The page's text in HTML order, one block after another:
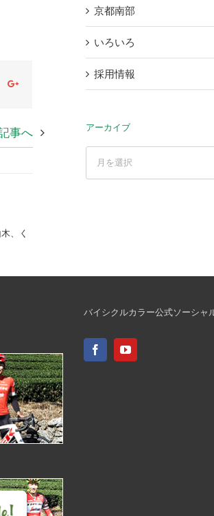
Google+
事へ
、く
京都南部
いろいろ
採用情報
アーカイブ
バイシクルカラー公式ソーシャ